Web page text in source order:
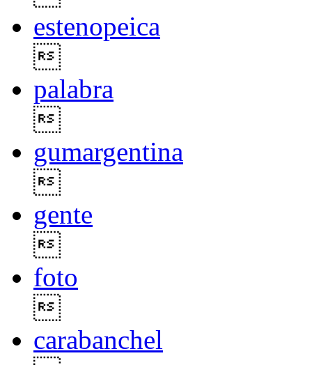
estenopeica
palabra
gumargentina
gente
foto
carabanchel